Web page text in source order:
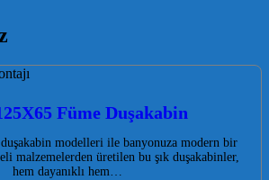
Füme Duşakabin
modelleri ile banyonuza modern bir
malzemelerden üretilen bu şık duşakabinler,
hem dayanıklı hem…